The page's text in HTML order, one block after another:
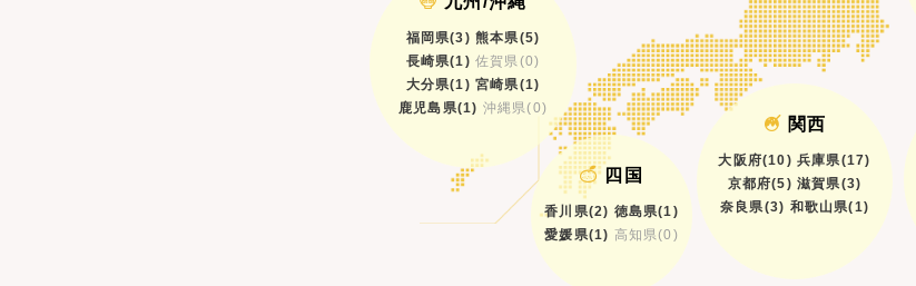
関西
大阪府(10) 兵庫県(17)
京都府(5) 滋賀県(3)
奈良県(3) 和歌山県(1)
四国
香川県(2) 徳島県(1)
愛媛県(1) 高知県(0)
福岡県(3) 熊本県(5)
長崎県(1) 佐賀県(0)
大分県(1) 宮崎県(1)
鹿児島県(1) 沖縄県(0)